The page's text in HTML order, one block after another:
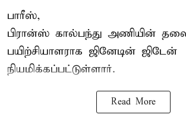
பாரீஸ்,
பிரான்ஸ் கால்பந்து அணியின்
பயிற்சியாளராக ஜினேடின் ஜிடேன்
நியமிக்கப்பட்டுள்ளார்.
Read More